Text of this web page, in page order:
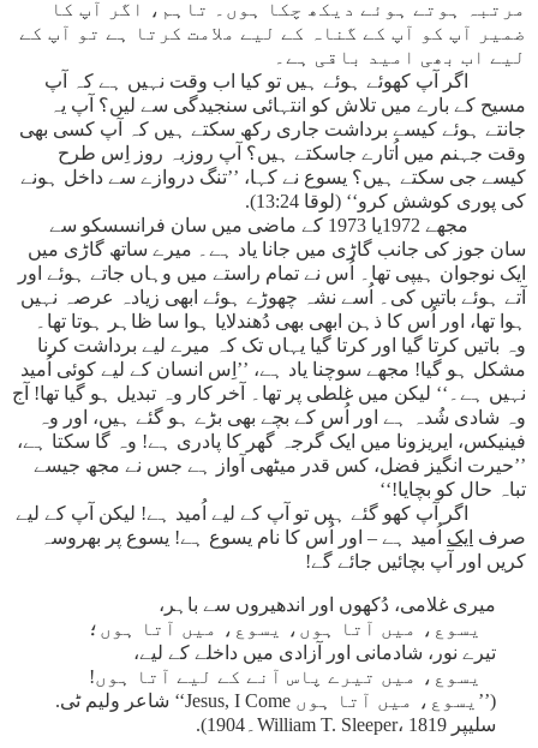
مرتبہ ہوتے ہوئے دیکھ چکا ہوں۔ تاہم، اگر آپ کا
ضمیر آپ کو آپ کے گناہ کے لیے ملامت کرتا ہے تو آپ کے
لیے اب بھی امید باقی ہے۔
اگر آپ کھوئے ہوئے ہیں تو کیا اب وقت نہیں ہے کہ آپ
مسیح کے بارے میں تلاش کو انتہائی سنجیدگی سے لیں؟ آپ یہ
جانتے ہوئے کیسے برداشت جاری رکھ سکتے ہیں کہ آپ کسی بھی
وقت جہنم میں اُتارے جاسکتے ہیں؟ آپ روزبہ روز اِس طرح
کیسے جی سکتے ہیں؟ یسوع نے کہا، ’’تنگ دروازے سے داخل ہونے
کی پوری کوشش کرو‘‘ (لوقا 13:24).
مجھے 1972یا 1973 کے ماضی میں سان فرانسسکو سے
سان جوز کی جانب گاڑی میں جانا یاد ہے۔ میرے ساتھ گاڑی میں
ایک نوجوان ہیپی تھا۔ اُس نے تمام راستے میں وہاں جاتے ہوئے اور
آتے ہوئے باتیں کی۔ اُسے نشہ چھوڑے ہوئے ابھی زیادہ عرصہ نہیں
ہوا تھا، اور اُس کا ذہن ابھی بھی دُھندلایا ہوا سا ظاہر ہوتا تھا۔
وہ باتیں کرتا گیا اور کرتا گیا یہاں تک کہ میرے لیے برداشت کرنا
مشکل ہو گیا! مجھے سوچنا یاد ہے، ’’اِس انسان کے لیے کوئی اُمید
نہیں ہے۔‘‘ لیکن میں غلطی پر تھا۔ آخر کار وہ تبدیل ہو گیا تھا! آج
وہ شادی شُدہ ہے اور اُس کے بچے بھی بڑے ہو گئے ہیں، اور وہ
فینیکس، ایریزونا میں ایک گرجہ گھر کا پادری ہے! وہ گا سکتا ہے،
’’حیرت انگیز فضل، کس قدر میٹھی آواز ہے جس نے مجھ جیسے
تباہ حال کو بچایا!‘‘
اگر آپ کھو گئے ہیں تو آپ کے لیے اُمید ہے! لیکن آپ کے لیے
صرف ایک اُمید ہے – اور اُس کا نام یسوع ہے! یسوع پر بھروسہ
کریں اور آپ بچائیں جائے گے!
میری غلامی، دُکھوں اور اندھیروں سے باہر،
یسوع، میں آتا ہوں، یسوع، میں آتا ہوں؛
تیرے نور، شادمانی اور آزادی میں داخلے کے لیے،
یسوع، میں تیرے پاس آنے کے لیے آتا ہوں!
(’’یسوع، میں آتا ہوں Jesus, I Come‘‘ شاعر ولیم ٹی.
سلیپر William T. Sleeper، 1819۔1904).